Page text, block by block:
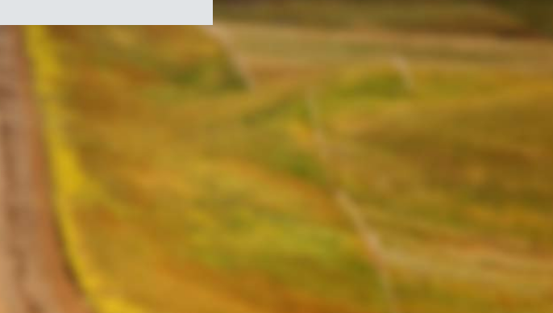
Symbole
du
gouvernement
du